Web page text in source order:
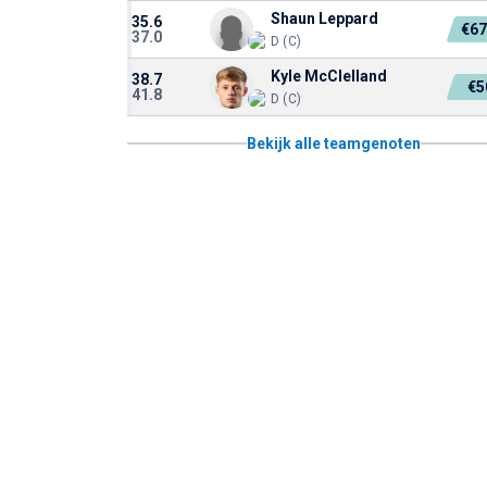
35.6
37.0
Shaun Leppard
D (C)
38.7
41.8
Kyle McClelland
D (C)
Bekijk alle teamgenoten